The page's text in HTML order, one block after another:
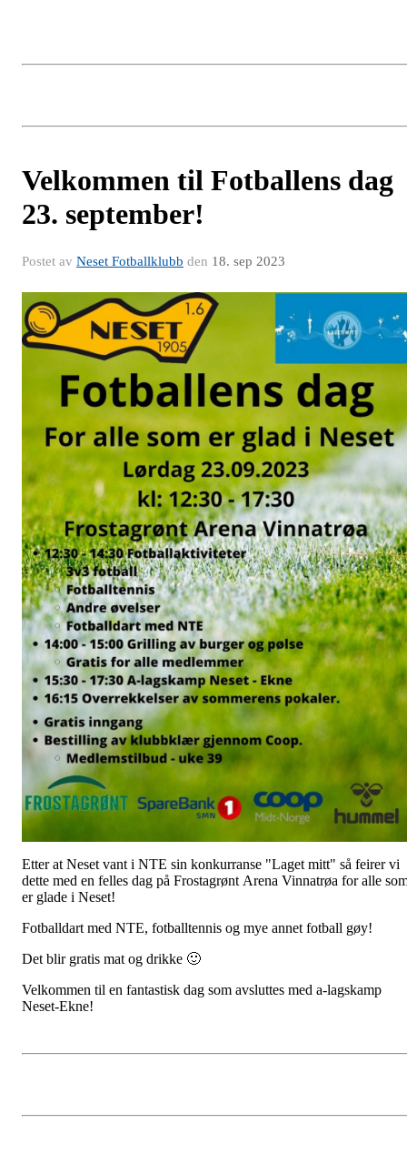
Velkommen til Fotballens dag
23. september!
Postet av Neset Fotballklubb den 18. sep 2023
Etter at Neset vant i NTE sin konkurranse "Laget mitt" så feirer vi
dette med en felles dag på Frostagrønt Arena Vinnatrøa for alle
er glade i Neset!
Fotballdart med NTE, fotballtennis og mye annet fotball gøy!
Det blir gratis mat og drikke 🙂
Velkommen til en fantastisk dag som avsluttes med a-lagskamp
Neset-Ekne!